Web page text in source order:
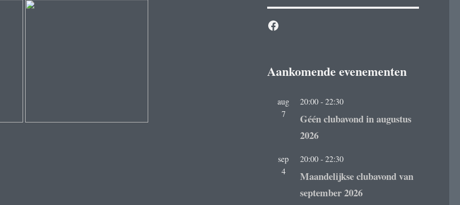
Facebook
Aankomende evenementen
aug
7
20:00-22:30
Géén clubavond in augustus
2026
sep
4
20:00-22:30
Maandelijkse clubavond van
september 2026